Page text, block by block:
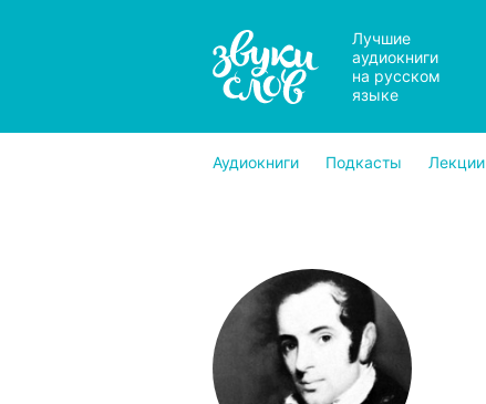
Лучшие
аудиокниги
на русском
языке
Аудиокниги Подкасты Лекции